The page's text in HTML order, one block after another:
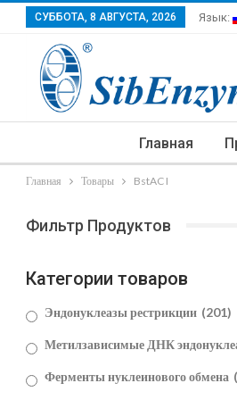
СУББОТА, 8 АВГУСТА, 2026 Язык:
Главная
Главная Товары BstAC I
Фильтр Продуктов
Категории товаров
Эндонуклеазы рестрикции (201)
Метилзависимые ДНК
Ферменты нуклеинового обмена